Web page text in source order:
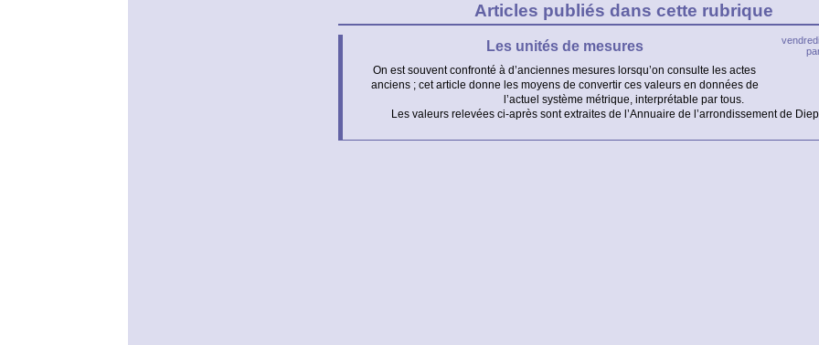
Articles publiés dans cette rubrique
Les unités de mesures
On est souvent confronté à d’anciennes mesures lorsqu’on consulte les actes
anciens ; cet article donne les moyens de convertir ces valeurs en données de
l’actuel système métrique, interprétable par tous.
Les valeurs relevées ci-après sont extraites de l’Annuaire de l’arrondissement de